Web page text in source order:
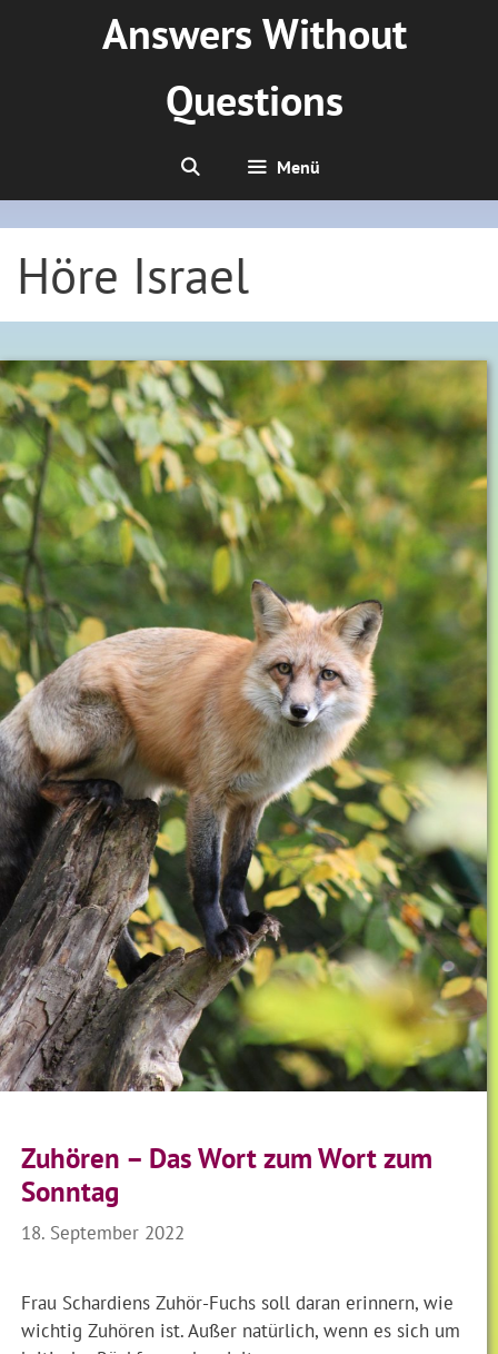
Answers Without
Questions
Menü
Höre Israel
Zuhören – Das Wort zum Wort zum
Sonntag
18. September 2022
Frau Schardiens Zuhör-Fuchs soll daran erinnern, wie
wichtig Zuhören ist. Außer natürlich, wenn es sich um